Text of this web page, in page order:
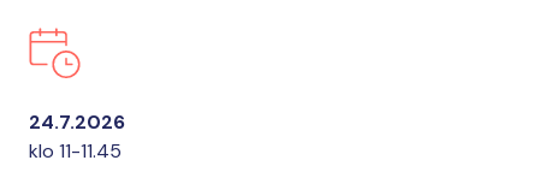
24.7.2026
klo 11-11.45